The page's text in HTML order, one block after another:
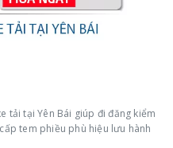
tải tại Yên Bái giúp đi đăng kiểm
tem phiều phù hiệu lưu hành